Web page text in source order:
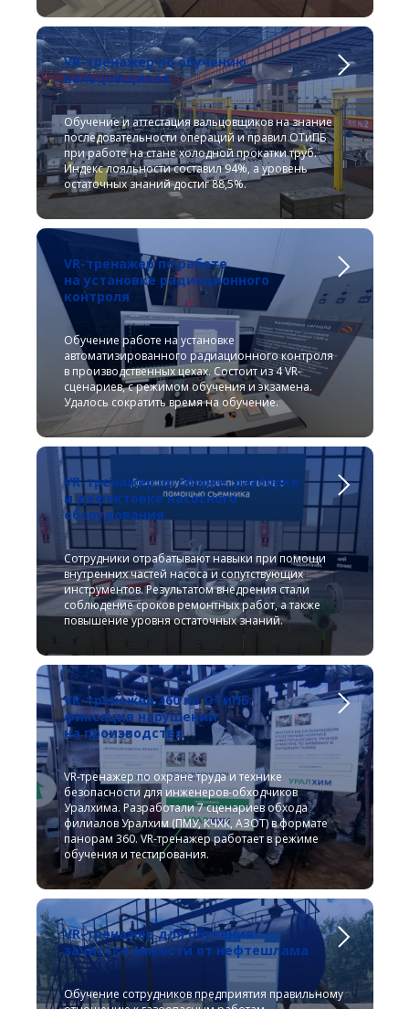
VR-тренажер по обучению
вальцовщиков
Обучение и аттестация вальцовщиков на знание
последовательности операций и правил ОТиПБ
при работе на стане холодной прокатки труб.
Индекс лояльности составил 94%, а уровень
остаточных знаний достиг 88,5%.
VR-тренажер по работе
на установке радиационного
контроля
Обучение работе на установке
автоматизированного радиационного контроля
в производственных цехах. Состоит из 4 VR-
сценариев, с режимом обучения и экзамена.
Удалось сократить время на обучение.
VR-тренажер по сборке, разборке
и дефектовке насосного
оборудования
Сотрудники отрабатывают навыки при помощи
внутренних частей насоса и сопутствующих
инструментов. Результатом внедрения стали
соблюдение сроков ремонтных работ, а также
повышение уровня остаточных знаний.
VR-тренажер 360 по ОТиПБ:
фиксация нарушений
на производстве
VR-тренажер по охране труда и технике
безопасности для инженеров-обходчиков
Уралхима. Разработали 7 сценариев обхода
филиалов Уралхим (ПМУ, КЧХК, АЗОТ) в формате
панорам 360. VR-тренажер работает в режиме
обучения и тестирования.
VR-тренажер для обучения
зачистке емкости от нефтешлама
Обучение сотрудников предприятия правильному